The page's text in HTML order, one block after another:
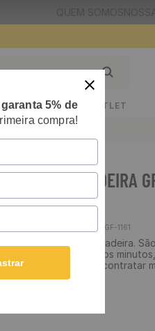
OUTLET
MADEIRA
Cod-GF-1161
Pisos AutoAdesivos Madeira.
o ambiente em poucos
a necessidade de contratar
garanta 5% de
compra!